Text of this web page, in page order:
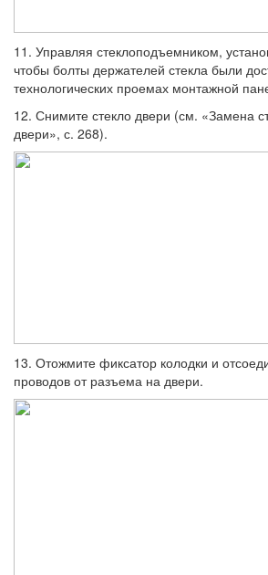
11. Управляя стеклоподъемником,
чтобы болты держателей стекла были
технологических проемах монтажной
12. Снимите стекло двери (см. «Замена
двери», с. 268).
13. Отожмите фиксатор колодки и
проводов от разъема на двери.